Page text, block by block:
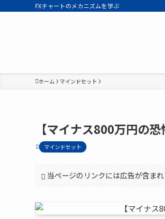
FXチャートのメカニズムを学ぶ
ホーム マインドセット
【マイナス800万円の
マインドセット
当ページのリンクには広告が含まれ